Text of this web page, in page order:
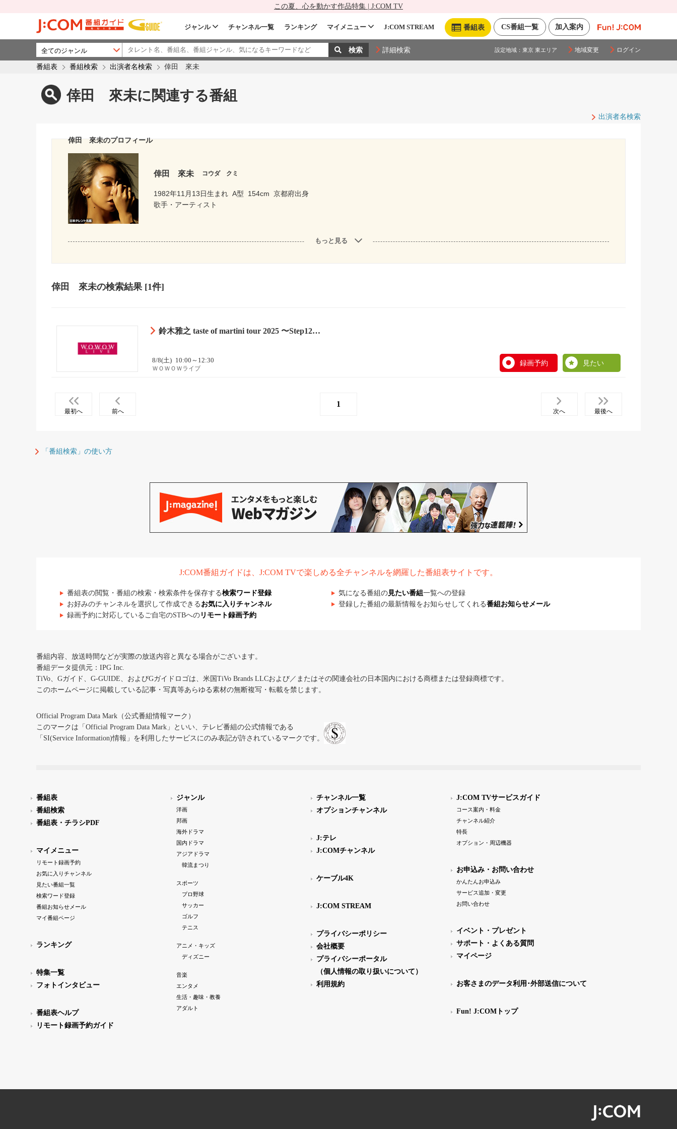
この夏、心を動かす作品特集 | J:COM TV
加入案内
CS番組一覧
番組表
ジャンル チャンネル一覧 ランキング マイメニュー J:COM STREAM
詳細検索 設定地域： 東京 東エリア 地域変更 ログイン
番組表 番組検索 出演者名検索 倖田 來未
倖田 來未に関連する番組
出演者名検索
倖田 來未のプロフィール
倖田 來未 コウダ クミ
1982年11月13日生まれ A型 154cm 京都府出身
歌手・アーティスト
もっと見る
倖田 來未の検索結果 [1件]
鈴木雅之 taste of martini tour 2025 〜Step12…
8/8(土) 10:00～12:30
ＷＯＷＯＷライブ
録画予約 見たい
最初へ 前へ
1
次へ 最後へ
「番組検索」の使い方
J:COM番組ガイドは、J:COM TVで楽しめる全チャンネルを網羅した番組表サイトです。
番組表の閲覧・番組の検索・検索条件を保存する検索ワード登録 気になる番組の見たい番組 一覧への登録
お好みのチャンネルを選択して作成できる お気に入りチャンネル 登録した番組の最新情報をお知らせしてくれる番組お知らせメール
録画予約に対応しているご自宅のSTBへの リモート録画予約
番組内容、放送時間などが実際の放送内容と異なる場合がございます。
番組データ提供元：IPG Inc.
TiVo、Gガイド、G-GUIDE、およびGガイドロゴは、米国TiVo Brands LLCおよび／またはその関連会社の日本国内における商標または登録商標です。
このホームページに掲載している記事・写真等あらゆる素材の無断複写・転載を禁じます。
Official Program Data Mark（公式番組情報マーク）
このマークは「Official Program Data Mark」といい、テレビ番組の公式情報である
「SI(Service Information)情報」を利用したサービスにのみ表記が許されているマークです。
番組表
番組検索
番組表・チラシPDF
マイメニュー
リモート録画予約
お気に入りチャンネル
見たい番組一覧
検索ワード登録
番組お知らせメール
マイ番組ページ
ランキング
特集一覧
フォトインタビュー
番組表ヘルプ
リモート録画予約ガイド
ジャンル
洋画
邦画
海外ドラマ
国内ドラマ
アジアドラマ
韓流まつり
スポーツ
プロ野球
サッカー
ゴルフ
テニス
アニメ・キッズ
ディズニー
音楽
エンタメ
生活・趣味・教養
アダルト
チャンネル一覧
オプションチャンネル
J:テレ
J:COMチャンネル
ケーブル4K
J:COM STREAM
プライバシーポリシー
会社概要
プライバシーポータル
（個人情報の取り扱いについて）
利用規約
J:COM TVサービスガイド
コース案内・料金
チャンネル紹介
特長
オプション・周辺機器
お申込み・お問い合わせ
かんたんお申込み
サービス追加・変更
お問い合わせ
イベント・プレゼント
サポート・よくある質問
マイページ
お客さまのデータ利用･外部送信について
Fun! J:COMトップ